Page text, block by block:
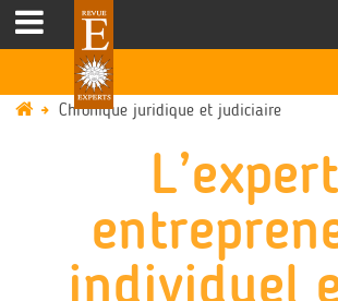
Chronique juridique et judiciaire
L’expert
individuel